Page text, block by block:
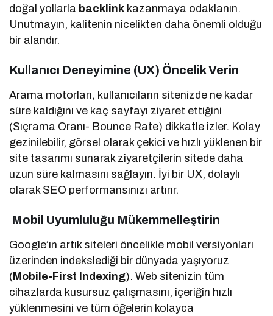
doğal yollarla backlink kazanmaya odaklanın.
Unutmayın, kalitenin nicelikten daha önemli olduğu
bir alandır.
Kullanıcı Deneyimine (UX) Öncelik Verin
Arama motorları, kullanıcıların sitenizde ne kadar
süre kaldığını ve kaç sayfayı ziyaret ettiğini
(Sıçrama Oranı- Bounce Rate) dikkatle izler. Kolay
gezinilebilir, görsel olarak çekici ve hızlı yüklenen bir
site tasarımı sunarak ziyaretçilerin sitede daha
uzun süre kalmasını sağlayın. İyi bir UX, dolaylı
olarak SEO performansınızı artırır.
Mobil Uyumluluğu Mükemmelleştirin
Google’ın artık siteleri öncelikle mobil versiyonları
üzerinden indekslediği bir dünyada yaşıyoruz
( Mobile-First Indexing). Web sitenizin tüm
cihazlarda kusursuz çalışmasını, içeriğin hızlı
yüklenmesini ve tüm öğelerin kolayca